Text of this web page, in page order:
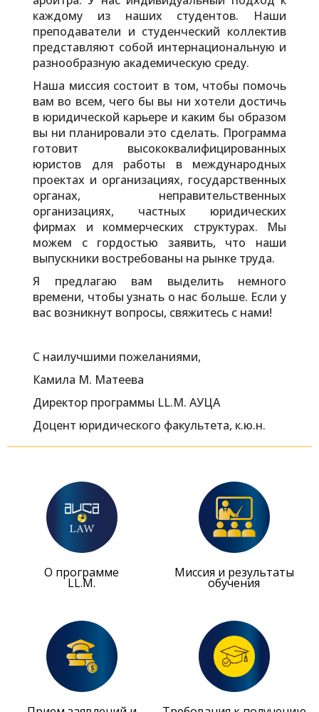
каждому из наших студентов. Наши
преподаватели и студенческий коллектив
представляют собой интернациональную и
разнообразную академическую среду.
Наша миссия состоит в том, чтобы помочь
вам во всем, чего бы вы ни хотели достичь
в юридической карьере и каким бы образом
вы ни планировали это сделать. Программа
готовит высококвалифицированных
юристов для работы в международных
проектах и организациях, государственных
органах, неправительственных
организациях, частных юридических
фирмах и коммерческих структурах. Мы
можем с гордостью заявить, что наши
выпускники востребованы на рынке труда.
Я предлагаю вам выделить немного
времени, чтобы узнать о нас больше. Если у
вас возникнут вопросы, свяжитесь с нами!
С наилучшими пожеланиями,
Камила М. Матеева
Директор программы LL.M. АУЦА
Доцент юридического факультета, к.ю.н.
О программе
LL.M.
Миссия и результаты
обучения